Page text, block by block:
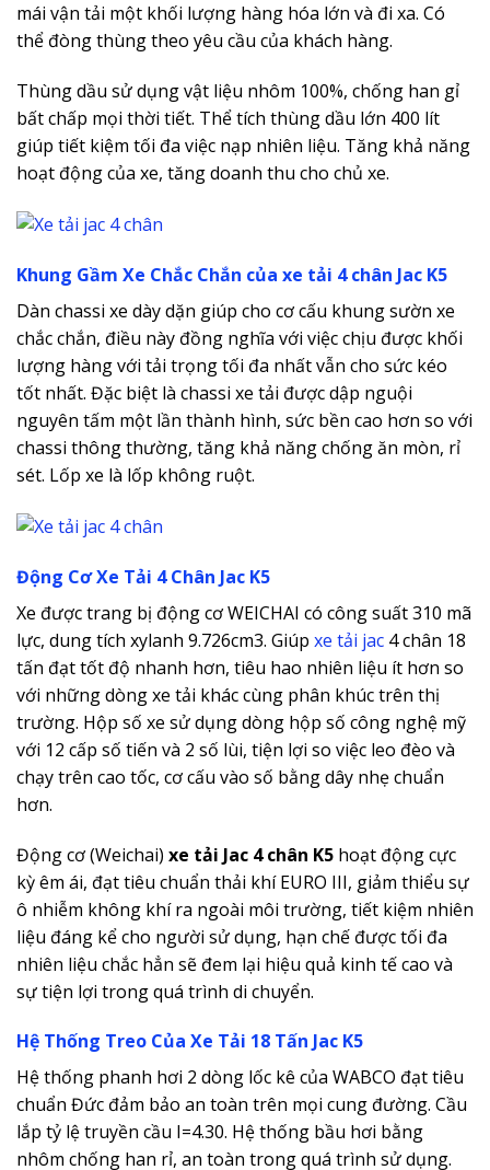
mái vận tải một khối lượng hàng hóa lớn và đi xa. Có
thể đòng thùng theo yêu cầu của khách hàng.
Thùng dầu sử dụng vật liệu nhôm 100%, chống han gỉ
bất chấp mọi thời tiết. Thể tích thùng dầu lớn 400 lít
giúp tiết kiệm tối đa việc nạp nhiên liệu. Tăng khả năng
hoạt động của xe, tăng doanh thu cho chủ xe.
Khung Gầm Xe Chắc Chắn của xe tải 4 chân Jac K5
Dàn chassi xe dày dặn giúp cho cơ cấu khung sườn xe
chắc chắn, điều này đồng nghĩa với việc chịu được khối
lượng hàng với tải trọng tối đa nhất vẫn cho sức kéo
tốt nhất. Đặc biệt là chassi xe tải được dập nguội
nguyên tấm một lần thành hình, sức bền cao hơn so với
chassi thông thường, tăng khả năng chống ăn mòn, rỉ
sét. Lốp xe là lốp không ruột.
Động Cơ Xe Tải 4 Chân Jac K5
Xe được trang bị động cơ WEICHAI có công suất 310 mã
lực, dung tích xylanh 9.726cm3. Giúp xe tải jac 4 chân 18
tấn đạt tốt độ nhanh hơn, tiêu hao nhiên liệu ít hơn so
với những dòng xe tải khác cùng phân khúc trên thị
trường. Hộp số xe sử dụng dòng hộp số công nghệ mỹ
với 12 cấp số tiến và 2 số lùi, tiện lợi so việc leo đèo và
chạy trên cao tốc, cơ cấu vào số bằng dây nhẹ chuẩn
hơn.
Động cơ (Weichai) xe tải Jac 4 chân K5 hoạt động cực
kỳ êm ái, đạt tiêu chuẩn thải khí EURO III, giảm thiểu sự
ô nhiễm không khí ra ngoài môi trường, tiết kiệm nhiên
liệu đáng kể cho người sử dụng, hạn chế được tối đa
nhiên liệu chắc hẳn sẽ đem lại hiệu quả kinh tế cao và
sự tiện lợi trong quá trình di chuyển.
Hệ Thống Treo Của Xe Tải 18 Tấn Jac K5
Hệ thống phanh hơi 2 dòng lốc kê của WABCO đạt tiêu
chuẩn Đức đảm bảo an toàn trên mọi cung đường. Cầu
lắp tỷ lệ truyền cầu I=4.30. Hệ thống bầu hơi bằng
nhôm chống han rỉ, an toàn trong quá trình sử dụng.